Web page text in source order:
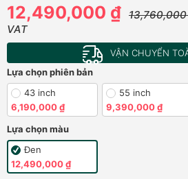
12,490,000 ₫
VAT
VẬN CHUYỂN
Lựa chọn phiên bản
43 inch
6,190,000 ₫
55 inch
9,390,000 ₫
Lựa chọn màu
Đen
12,490,000 ₫